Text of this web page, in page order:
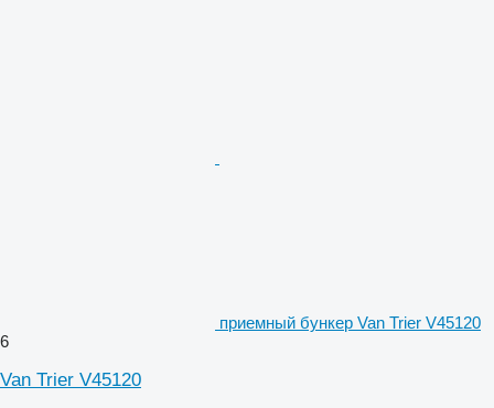
приемный бункер Van Trier V45120
6
Van Trier V45120